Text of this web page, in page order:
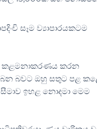
සෑම ව්‍යාපාරයකටම
කළමනාකරණය කරන
බවට ඔහු සතුට පළ
ඉහළ නොදමා මෙම